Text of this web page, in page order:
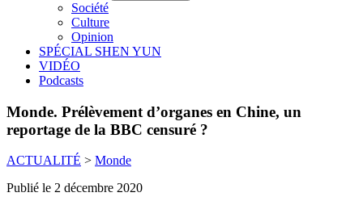
Société
Culture
Opinion
SPÉCIAL SHEN YUN
VIDÉO
Podcasts
Monde. Prélèvement d’organes en Chine, un
reportage de la BBC censuré ?
ACTUALITÉ > Monde
Publié le 2 décembre 2020